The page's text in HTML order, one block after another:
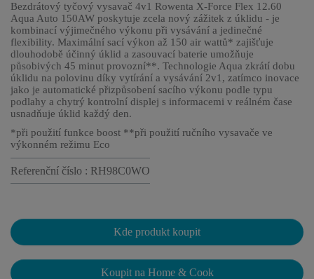
Bezdrátový tyčový vysavač 4v1 Rowenta X-Force Flex 12.60
Aqua Auto 150AW poskytuje zcela nový zážitek z úklidu - je
kombinací výjimečného výkonu při vysávání a jedinečné
flexibility. Maximální sací výkon až 150 air wattů* zajišťuje
dlouhodobě účinný úklid a zasouvací baterie umožňuje
působivých 45 minut provozní**. Technologie Aqua zkrátí dobu
úklidu na polovinu díky vytírání a vysávání 2v1, zatímco inovace
jako je automatické přizpůsobení sacího výkonu podle typu
podlahy a chytrý kontrolní displej s informacemi v reálném čase
usnadňuje úklid každý den.
*při použití funkce boost **při použití ručního vysavače ve
výkonném režimu Eco
Referenční číslo : RH98C0WO
Kde produkt koupit
Koupit na Home & Cook